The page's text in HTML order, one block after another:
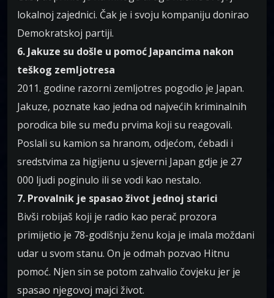
lokalnoj zajednici. Čak je i svoju kompaniju donirao
Demokratskoj partiji.
6. Jakuze su došle u pomoć Japancima nakon
teškog zemljotresa
2011. godine razorni zemljotres pogodio je Japan.
Jakuze, poznate kao jedna od najvećih kriminalnih
porodica bile su među prvima koji su reagovali.
Poslali su kamion sa hranom, odjećom, ćebadi i
sredstvima za higijenu u sjeverni Japan gdje je 27
000 ljudi poginulo ili se vodi kao nestalo.
7. Provalnik je spasao život jednoj starici
Bivši robijaš koji je radio kao perač prozora
primijetio je 78-godišnju ženu koja je imala moždani
udar u svom stanu. On je odmah pozvao Hitnu
pomoć. Njen sin se potom zahvalio čovjeku jer je
spasao njegovoj majci život.